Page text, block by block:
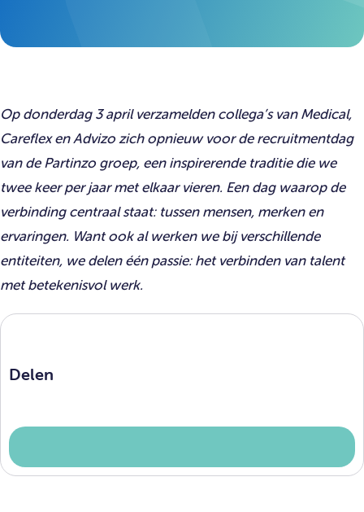
Op donderdag 3 april verzamelden collega’s van Medical,
Careflex en Advizo zich opnieuw voor de recruitmentdag
van de Partinzo groep, een inspirerende traditie die we
twee keer per jaar met elkaar vieren. Een dag waarop de
verbinding centraal staat: tussen mensen, merken en
ervaringen. Want ook al werken we bij verschillende
entiteiten, we delen één passie: het verbinden van talent
met betekenisvol werk.
Delen